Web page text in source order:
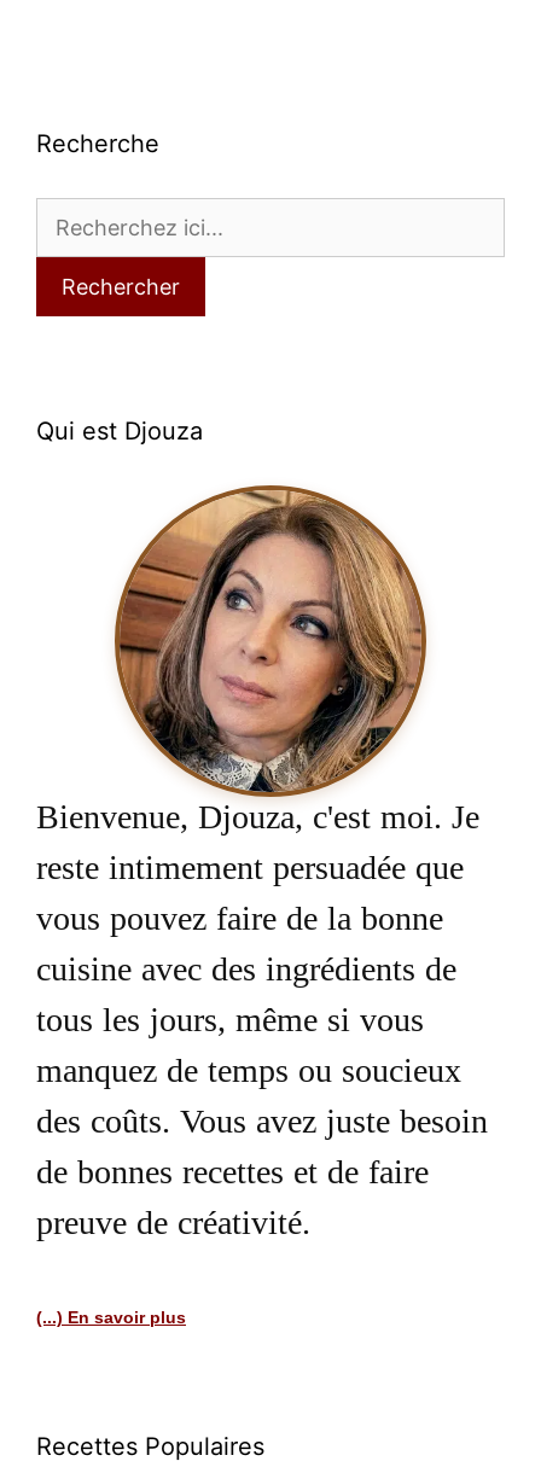
Recherche
Rechercher
Qui est Djouza
Bienvenue, Djouza, c'est moi. Je
reste intimement persuadée que
vous pouvez faire de la bonne
cuisine avec des ingrédients de
tous les jours, même si vous
manquez de temps ou soucieux
des coûts. Vous avez juste besoin
de bonnes recettes et de faire
preuve de créativité.
(...) En savoir plus
Recettes Populaires